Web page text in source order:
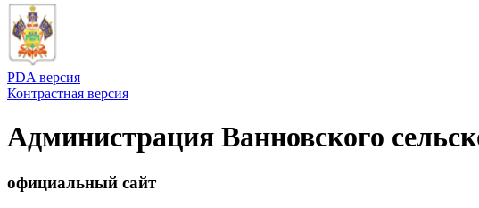
PDA версия
Контрастная версия
Администрация Ванновского
официальный сайт